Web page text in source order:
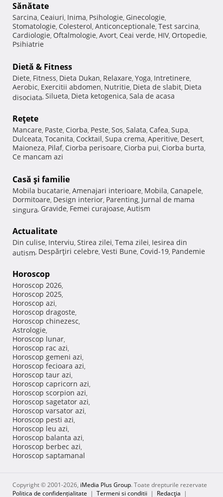
Sănătate
Sarcina, Ceaiuri, Inima, Psihologie, Ginecologie,
Stomatologie, Colesterol, Anticonceptionale, Test sarcina,
Cardiologie, Oftalmologie, Avort, Ceai verde, HIV, Ortopedie,
Psihiatrie
Dietă & Fitness
Diete, Fitness, Dieta Dukan, Relaxare, Yoga, Intretinere,
Aerobic, Exercitii abdomen, Nutritie, Dieta de slabit, Dieta
disociata, Silueta, Dieta ketogenica, Sala de acasa
Reţete
Mancare, Paste, Ciorba, Peste, Sos, Salata, Cafea, Supa,
Dulceata, Tocanita, Cocktail, Supa crema, Aperitive, Desert,
Maioneza, Pilaf, Ciorba perisoare, Ciorba pui, Ciorba burta,
Ce mancam azi
Casă şi familie
Mobila bucatarie, Amenajari interioare, Mobila, Canapele,
Dormitoare, Design interior, Parenting, Jurnal de mama
singura, Gravide, Femei curajoase, Autism
Actualitate
Din culise, Interviu, Stirea zilei, Tema zilei, Iesirea din
autism, Despărţiri celebre, Vesti Bune, Covid-19, Pandemie
Horoscop
Horoscop 2026,
Horoscop 2025,
Horoscop azi,
Horoscop dragoste,
Horoscop chinezesc,
Astrologie,
Horoscop lunar,
Horoscop rac azi,
Horoscop gemeni azi,
Horoscop fecioara azi,
Horoscop taur azi,
Horoscop capricorn azi,
Horoscop scorpion azi,
Horoscop sagetator azi,
Horoscop varsator azi,
Horoscop pesti azi,
Horoscop leu azi,
Horoscop balanta azi,
Horoscop berbec azi,
Horoscop saptamanal
Copyright © 2001-2026, iMedia Plus Group. Toate drepturile rezervate
Politica de confidențialitate | Termeni si conditii | Redacţia |